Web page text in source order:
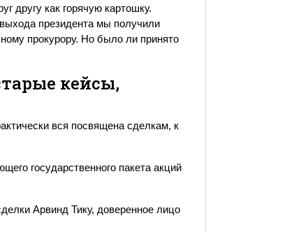
другу как горячую картошку.
президента мы получили
прокурору. Но было ли принято
кейсы,
вся посвящена сделкам, к
государственного пакета акций
Арвинд Тику, доверенное лицо